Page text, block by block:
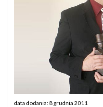
data dodania: 8 grudnia 2011